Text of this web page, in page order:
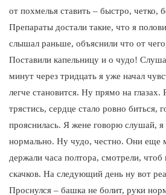
от похмелья ставить – быстро, четко,
Препараты достали такие, что я
слышал раньше, объяснили что от
Поставили капельницу и о чудо!
минут через тридцать я уже начал
легче становится. Ну прямо на глазах.
трястись, сердце стало ровно биться,
прояснилась. Я жене говорю слушай,
нормально. Ну чудо, честно. Они еще
держали часа полтора, смотрели, чтоб
скачков. На следующий день ну вот
Проснулся – башка не болит, руки